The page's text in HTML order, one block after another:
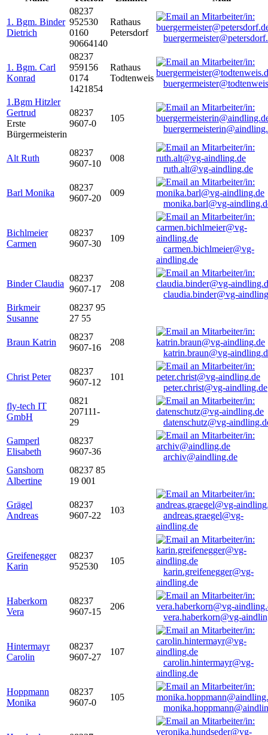
1. Bgm. Binder
Dietrich
08237
952530
0160
90664140
Rathaus
Petersdorf
1. Bgm. Carl
Konrad
08237
959156
0174
1421854
Rathaus
Todtenweis
1.Bgm Hitzler
Gertrud
Erste
Bürgermeisterin
08237
9607-0
105
Alt Ruth
08237
9607-10
008
ruth.alt@vg-aindling.de
Barl Monika
08237
9607-20
009
monika.barl@vg-
Bichlmeier
Carmen
08237
9607-30
109
carmen.bichlmeier@vg-
aindling.de
Binder Claudia
08237
9607-17
208
claudia.binder@vg-
Birkmeir
Susanne
08237 95
27 55
Braun Katrin
08237
9607-16
208
katrin.braun@vg-
Christ Peter
08237
9607-12
101
peter.christ@vg-aindling.de
fly-tech IT
GmbH
0821
207111-
29
datenschutz@vg-
Gamperl
Elisabeth
08237
9607-36
archiv@aindling.de
Ganshorn
Albertine
08237 85
19 001
Grägel
Andreas
08237
9607-22
103
andreas.graegel@vg-
aindling.de
Greifenegger
Karin
08237
952530
105
karin.greifenegger@vg-
aindling.de
Haberkorn
Vera
08237
9607-15
206
vera.haberkorn@vg-
Hintermayr
Carolin
08237
9607-27
107
carolin.hintermayr@vg-
aindling.de
Hoppmann
Monika
08237
9607-0
105